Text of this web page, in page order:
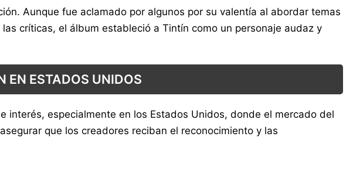
Aunque fue aclamado por algunos por su valentía al abordar temas
críticas, el álbum estableció a Tintín como un personaje audaz y
EN ESTADOS UNIDOS
especialmente en los Estados Unidos, donde el mercado del
que los creadores reciban el reconocimiento y las